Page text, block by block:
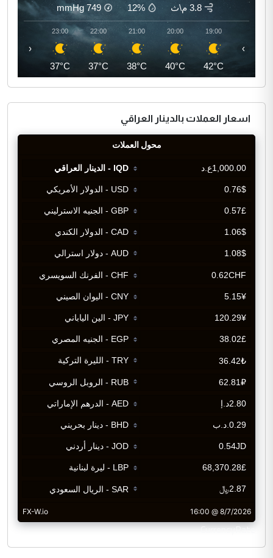
3.8 م\ث 12%
749
mmHg
19:00
42°C
20:00
40°C
21:00
38°C
22:00
37°C
23:00
37°C
‹ ›
اسعار العملات بالدينار العراقي
CurrencyRate